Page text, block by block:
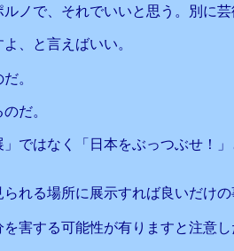
ノで、それでいいと思う。別に芸
、と言えばいい。
。
だ。
ではなく「日本をぶっつぶせ！」
れる場所に展示すれば良いだけの
を害する可能性が有りますと注意